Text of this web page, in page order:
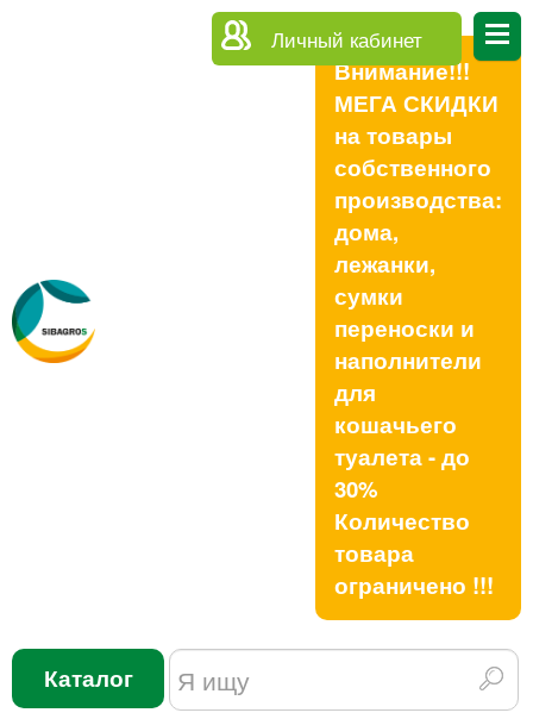
Личный кабинет
Внимание!!!
МЕГА СКИДКИ
на товары
собственного
производства:
дома,
лежанки,
сумки
переноски и
наполнители
для
кошачьего
туалета - до
30%
Количество
товара
ограничено !!!
Каталог